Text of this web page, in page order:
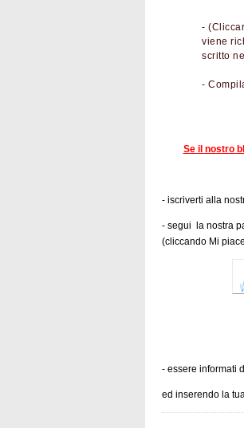
-
viene
scritto
-
Se il nostro
- iscriverti alla
- segui la nostra
(cliccando Mi
- essere informati
ed inserendo la